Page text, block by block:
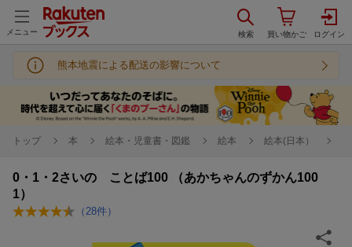
メニュー
熊本地震による配送の影響について
トップ 本 絵本・児童書・図鑑 絵本 絵本(日本）
0・1・2さいの ことば100 （あかちゃんのずかん100
1）
（ 28件）